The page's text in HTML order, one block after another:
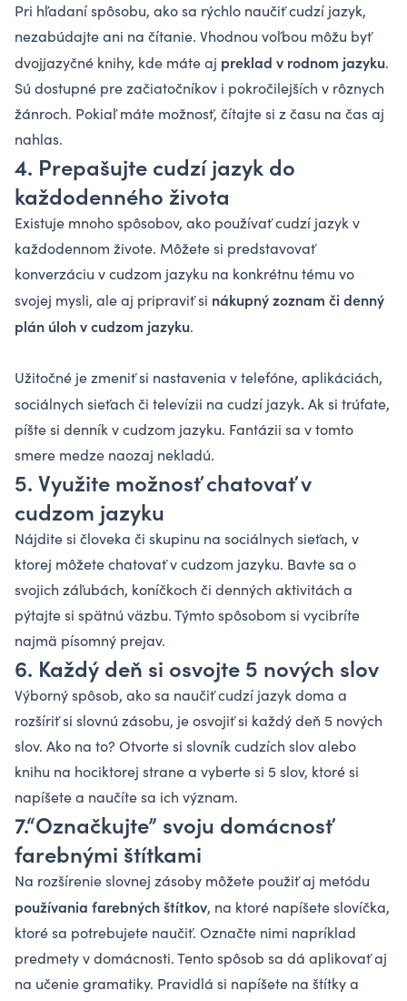
Pri hľadaní spôsobu, ako sa rýchlo naučiť cudzí jazyk,
nezabúdajte ani na čítanie. Vhodnou voľbou môžu byť
dvojjazyčné knihy, kde máte aj preklad v rodnom jazyku.
Sú dostupné pre začiatočníkov i pokročilejších v rôznych
žánroch. Pokiaľ máte možnosť, čítajte si z času na čas aj
nahlas.
4. Prepašujte cudzí jazyk do
každodenného života
Existuje mnoho spôsobov, ako používať cudzí jazyk v
každodennom živote. Môžete si predstavovať
konverzáciu v cudzom jazyku na konkrétnu tému vo
svojej mysli, ale aj pripraviť si nákupný zoznam či denný
plán úloh v cudzom jazyku.
Užitočné je zmeniť si nastavenia v telefóne, aplikáciách,
sociálnych sieťach či televízii na cudzí jazyk.Ak si trúfate,
píšte si denník v cudzom jazyku. Fantázii sa v tomto
smere medze naozaj nekladú.
5. Využite možnosť chatovať v
cudzom jazyku
Nájdite si človeka či skupinu na sociálnych sieťach, v
ktorej môžete chatovať v cudzom jazyku. Bavte sa o
svojich záľubách, koníčkoch či denných aktivitách a
pýtajte si spätnú väzbu. Týmto spôsobom si vycibríte
najmä písomný prejav.
6. Každý deň si osvojte 5 nových slov
Výborný spôsob, ako sa naučiť cudzí jazyk doma a
rozšíriť si slovnú zásobu, je osvojiť si každý deň 5 nových
slov. Ako na to? Otvorte si slovník cudzích slov alebo
knihu na hociktorej strane a vyberte si 5 slov, ktoré si
napíšete a naučíte sa ich význam.
7.“Označkujte” svoju domácnosť
farebnými štítkami
Na rozšírenie slovnej zásoby môžete použiť aj metódu
používania farebných štítkov, na ktoré napíšete slovíčka,
ktoré sa potrebujete naučiť. Označte nimi napríklad
predmety v domácnosti. Tento spôsob sa dá aplikovať aj
na učenie gramatiky. Pravidlá si napíšete na štítky a